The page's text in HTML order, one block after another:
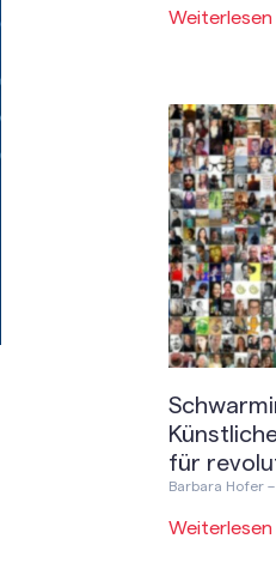
Weiterlesen
für
Barbara Hofer
Weiterlesen